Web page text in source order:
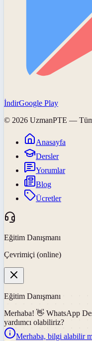
İndirGoogle Play
© 2026 UzmanPTE — Tüm
Anasayfa
Dersler
Yorumlar
Blog
Ücretler
Eğitim Danışmanı
Çevrimiçi (online)
Eğitim Danışmanı
Merhaba! 👋 WhatsApp
yardımcı olabiliriz?
Merhaba, bilgi alabilir